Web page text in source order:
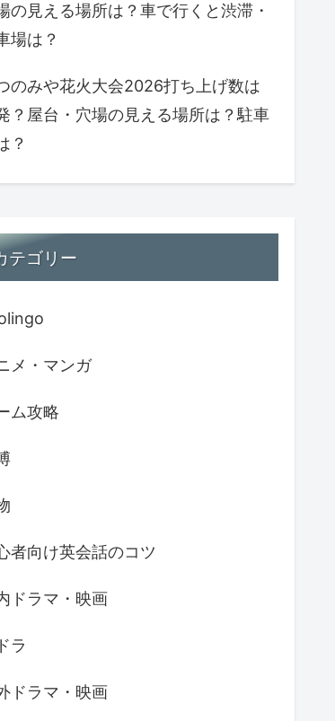
の見える場所は？車で行くと渋滞・
場は？
のみや花火大会2026打ち上げ数は
？屋台・穴場の見える場所は？駐車
？
テゴリー
メ・マンガ
ム攻略
者向け英会話のコツ
ドラマ・映画
ラ
ドラマ・映画